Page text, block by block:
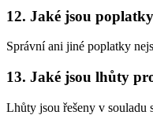
12. Jaké jsou
Správní ani jiné poplatky
13. Jaké jsou lhůty
Lhůty jsou řešeny v souladu